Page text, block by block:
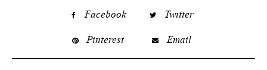
Facebook
Twitter
Pinterest
Email